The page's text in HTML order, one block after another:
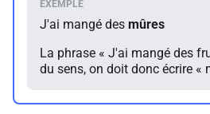
J'ai mangé des mûres
La phrase « J'ai mangé des
du sens, on doit donc écrire «